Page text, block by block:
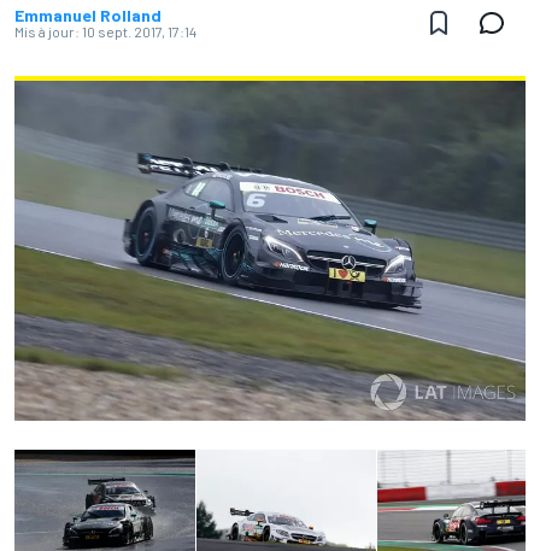
Emmanuel Rolland
Mis à jour: 10 sept. 2017, 17:14